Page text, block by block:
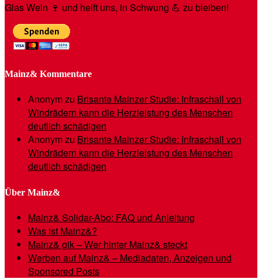
Glas Wein 🍷 und helft uns, in Schwung 💪 zu bleiben!
Mainz& Kommentare
Anonymzu Brisante Mainzer Studie: Infraschall von
Windrädern kann die Herzleistung des Menschen
deutlich schädigen
Anonymzu Brisante Mainzer Studie: Infraschall von
Windrädern kann die Herzleistung des Menschen
deutlich schädigen
Über Mainz&
Mainz& Solidar-Abo: FAQ und Anleitung
Was ist Mainz&?
Mainz& gik – Wer hinter Mainz& steckt
Werben auf Mainz& – Mediadaten, Anzeigen und
Sponsored Posts